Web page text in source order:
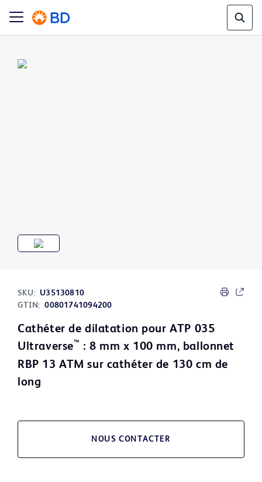
SKU:
U35130810
GTIN: 00801741094200
Cathéter de dilatation pour ATP 035
Ultraverse™ : 8 mm x 100 mm, ballonnet
RBP 13 ATM sur cathéter de 130 cm de
long
NOUS CONTACTER